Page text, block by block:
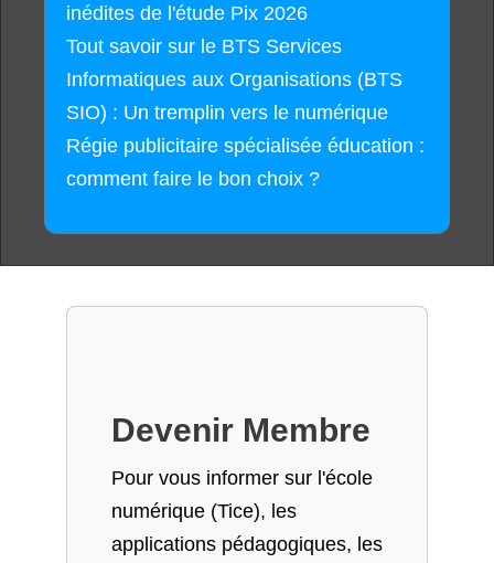
inédites de l'étude Pix 2026
Tout savoir sur le BTS Services
Informatiques aux Organisations (BTS
SIO) : Un tremplin vers le numérique
Régie publicitaire spécialisée éducation :
comment faire le bon choix ?
Devenir Membre
Pour vous informer sur l'école
numérique (Tice), les
applications pédagogiques, les